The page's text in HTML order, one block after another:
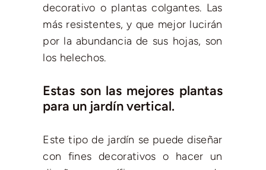
decorativo o plantas colgantes. Las
más resistentes, y que mejor lucirán
por la abundancia de sus hojas, son
los helechos.
Estas son las mejores plantas
para un jardín vertical.
Este tipo de jardín se puede diseñar
con fines decorativos o hacer un